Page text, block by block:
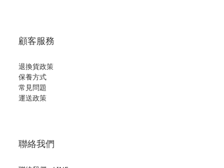
顧客服務
退換貨政策
保養方式
常見問題
運送政策
聯絡我們